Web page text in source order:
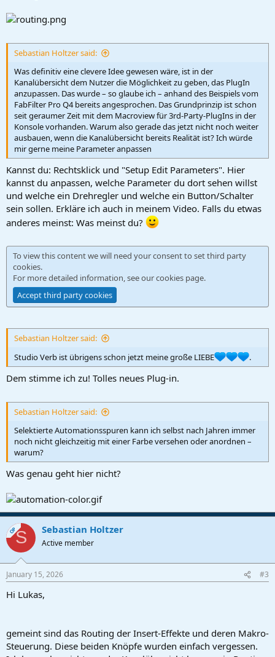
Sebastian Holtzer said:
Was definitiv eine clevere Idee gewesen wäre, ist in der
Kanalübersicht dem Nutzer die Möglichkeit zu geben, das PlugIn
anzupassen. Das wurde – so glaube ich – anhand des Beispiels vom
FabFilter Pro Q4 bereits angesprochen. Das Grundprinzip ist schon
seit geraumer Zeit mit dem Macroview für 3rd-Party-PlugIns in der
Konsole vorhanden. Warum also gerade das jetzt nicht noch weiter
ausbauen, wenn die Kanalübersicht bereits Realität ist? Ich würde
mir gerne meine Parameter anpassen
Kannst du: Rechtsklick und "Setup Edit Parameters". Hier
kannst du anpassen, welche Parameter du dort sehen willst
und welche ein Drehregler und welche ein Button/Schalter
sein sollen. Erkläre ich auch in meinem Video. Falls du etwas
anderes meinst: Was meinst du?
To view this content we will need your consent to set third party
cookies.
For more detailed information, see ourcookies page.
Accept third party cookies
Sebastian Holtzer said:
Studio Verb ist übrigens schon jetzt meine große LIEBE
.
Dem stimme ich zu! Tolles neues Plug-in.
Sebastian Holtzer said:
Selektierte Automationsspuren kann ich selbst nach Jahren immer
noch nicht gleichzeitig mit einer Farbe versehen oder anordnen –
warum?
Was genau geht hier nicht?
OPS Sebastian Holtzer
Active member
January 15, 2026 #3
Hi Lukas,
gemeint sind das Routing der Insert-Effekte und deren Makro-
Steuerung. Diese beiden Knöpfe wurden einfach vergessen.